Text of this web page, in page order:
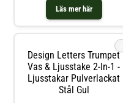
Läs mer här
utsträckta, långsmala stil.
Tillverkade av mässing, finns med
nickelplätterad yta eller svart
en högt placerad dekoration eller
en med lägre placerad dekoration
på ljusstaken. Shoppa Ljusstakar
och mer Ljusstakar & Ljuslyktor
hos Royal Design.
Design Letters Trumpet
Vas & Ljusstake 2-In-1 -
Ljusstakar Pulverlackat
Stål Gul